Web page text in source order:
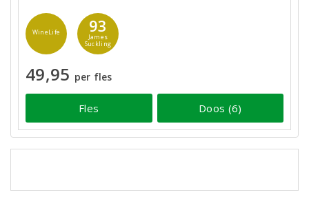
WineLife 93
James
Suckling
49,95 per fles
Fles Doos (6)